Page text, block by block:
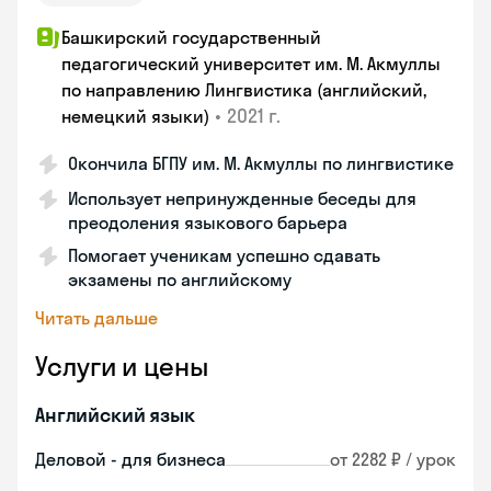
Башкирский государственный
педагогический университет им. М. Акмуллы
по направлению Лингвистика (английский,
немецкий языки) • 2021 г.
Окончила БГПУ им. М. Акмуллы по лингвистике
Использует непринужденные беседы для
преодоления языкового барьера
Помогает ученикам успешно сдавать
экзамены по английскому
Читать дальше
Услуги и цены
Английский язык
Деловой - для бизнеса от 2282 ₽ / урок